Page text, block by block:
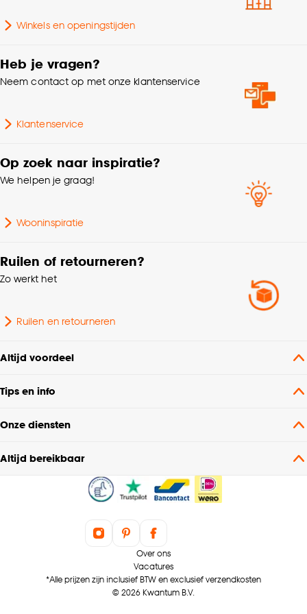
Goed om te weten is dat je deze keuze altijd nog
cookieverklaring
Lengte 11.5 CM
Doorsnede
Interieurstijl
Fitting
Winkels en openingstijden
Heb je vragen?
Neem contact op met onze klantenservice
Klantenservice
Op zoek naar inspiratie?
We helpen je graag!
Wooninspiratie
Ruilen of retourneren?
Zo werkt het
Ruilen en retourneren
Altijd voordeel
Tips en info
Onze diensten
Altijd bereikbaar
Over ons
Vacatures
*Alle prijzen zijn inclusief BTW en exclusief verzendkosten
© 2026 Kwantum B.V.